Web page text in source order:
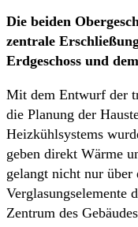
Die beiden
zentrale
Erdgeschoss und
Mit dem Entwurf der
die Planung der
Heizkühlsystems
geben direkt Wärme
gelangt nicht nur über
Verglasungselemente
Zentrum des